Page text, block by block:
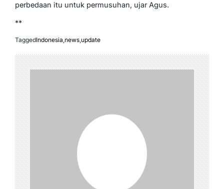
perbedaan itu untuk permusuhan, ujar Agus.
**
TaggedIndonesia,news,update